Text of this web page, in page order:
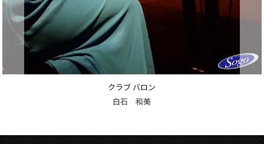
クラブ バロン